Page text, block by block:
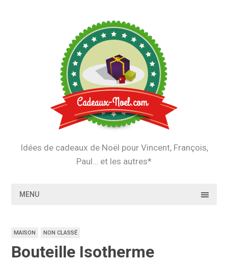
Idées de cadeaux de Noël pour Vincent, François,
Paul… et les autres*
MENU
MAISON NON CLASSÉ
Bouteille Isotherme